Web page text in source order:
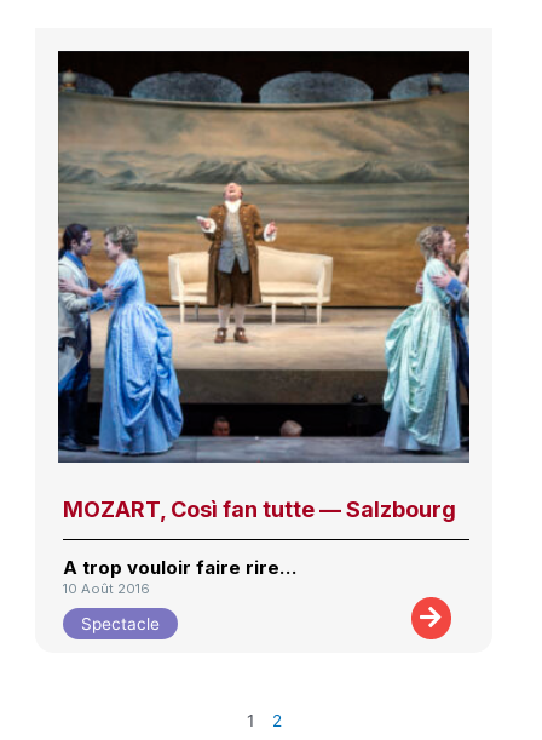
MOZART, Così fan tutte — Salzbourg
A trop vouloir faire rire…
10 Août 2016
Spectacle
1 2